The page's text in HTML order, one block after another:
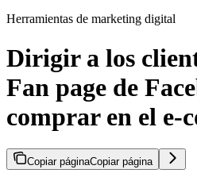
Herramientas de marketing digital
Dirigir a los
Fan page de
comprar en el e-
Copiar páginaCopiar página